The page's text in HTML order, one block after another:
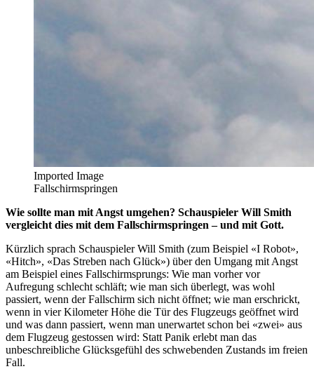
Imported Image
Fallschirmspringen
Wie sollte man mit Angst umgehen? Schauspieler Will Smith
vergleicht dies mit dem Fallschirmspringen – und mit Gott.
Kürzlich sprach Schauspieler Will Smith (zum Beispiel «I Robot»,
«Hitch», «Das Streben nach Glück») über den Umgang mit Angst
am Beispiel eines Fallschirmsprungs: Wie man vorher vor
Aufregung schlecht schläft; wie man sich überlegt, was wohl
passiert, wenn der Fallschirm sich nicht öffnet; wie man erschrickt,
wenn in vier Kilometer Höhe die Tür des Flugzeugs geöffnet wird
und was dann passiert, wenn man unerwartet schon bei «zwei» aus
dem Flugzeug gestossen wird: Statt Panik erlebt man das
unbeschreibliche Glücksgefühl des schwebenden Zustands im freien
Fall.